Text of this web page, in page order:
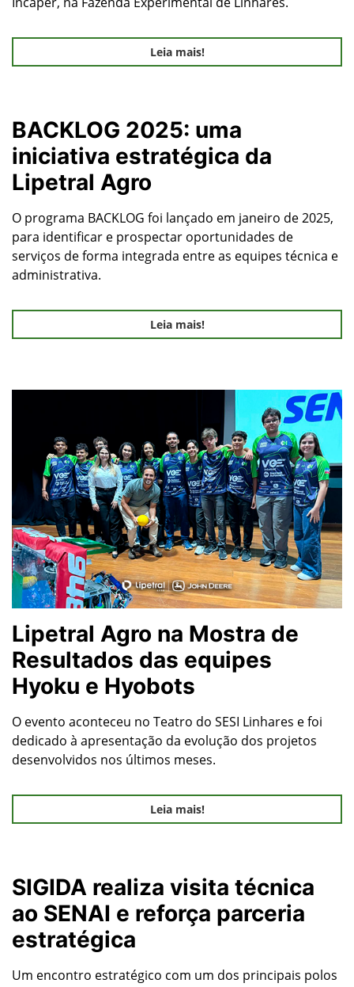
Leia mais!
BACKLOG 2025: uma
iniciativa estratégica da
Lipetral Agro
O programa BACKLOG foi lançado em janeiro de 2025,
para identificar e prospectar oportunidades de
serviços de forma integrada entre as equipes técnica e
administrativa.
Leia mais!
Lipetral Agro na Mostra de
Resultados das equipes
Hyoku e Hyobots
O evento aconteceu no Teatro do SESI Linhares e foi
dedicado à apresentação da evolução dos projetos
desenvolvidos nos últimos meses.
Leia mais!
SIGIDA realiza visita técnica
ao SENAI e reforça parceria
estratégica
Um encontro estratégico com um dos principais polos